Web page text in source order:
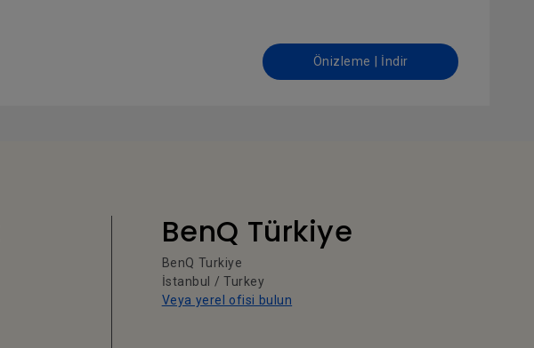
Önizleme | İndir
BenQ Türkiye
BenQ Turkiye
İstanbul / Turkey
Veya yerel ofisi bulun